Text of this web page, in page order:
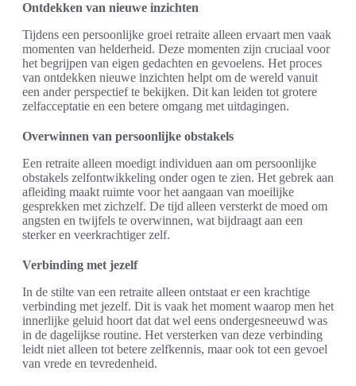
Ontdekken van nieuwe inzichten
Tijdens een persoonlijke groei retraite alleen ervaart men vaak
momenten van helderheid. Deze momenten zijn cruciaal voor
het begrijpen van eigen gedachten en gevoelens. Het proces
van ontdekken nieuwe inzichten helpt om de wereld vanuit
een ander perspectief te bekijken. Dit kan leiden tot grotere
zelfacceptatie en een betere omgang met uitdagingen.
Overwinnen van persoonlijke obstakels
Een retraite alleen moedigt individuen aan om persoonlijke
obstakels zelfontwikkeling onder ogen te zien. Het gebrek aan
afleiding maakt ruimte voor het aangaan van moeilijke
gesprekken met zichzelf. De tijd alleen versterkt de moed om
angsten en twijfels te overwinnen, wat bijdraagt aan een
sterker en veerkrachtiger zelf.
Verbinding met jezelf
In de stilte van een retraite alleen ontstaat er een krachtige
verbinding met jezelf. Dit is vaak het moment waarop men het
innerlijke geluid hoort dat dat wel eens ondergesneeuwd was
in de dagelijkse routine. Het versterken van deze verbinding
leidt niet alleen tot betere zelfkennis, maar ook tot een gevoel
van vrede en tevredenheid.